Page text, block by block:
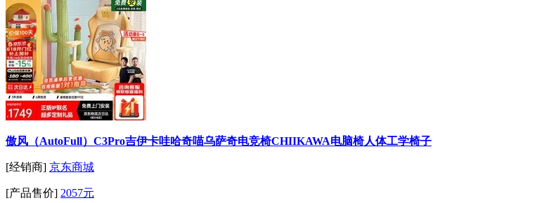
傲风（AutoFull）C3Pro吉伊卡哇哈奇喵乌萨奇电竞椅CHIIKAWA电脑椅人体工学椅子
[经销商] 京东商城
[产品售价] 2057元